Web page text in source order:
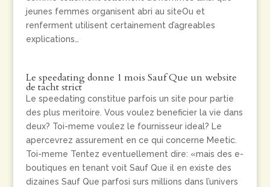
jeunes femmes organisent abri au siteOu et
renferment utilisent certainement d’agreables
explications…
Le speedating donne 1 mois Sauf Que un website
de tacht strict
Le speedating constitue parfois un site pour partie
des plus meritoire. Vous voulez beneficier la vie dans
deux? Toi-meme voulez le fournisseur ideal? Le
apercevrez assurement en ce qui concerne Meetic.
Toi-meme Tentez eventuellement dire: «mais des e-
boutiques en tenant voit Sauf Que il en existe des
dizaines Sauf Que parfosi surs millions dans l’univers